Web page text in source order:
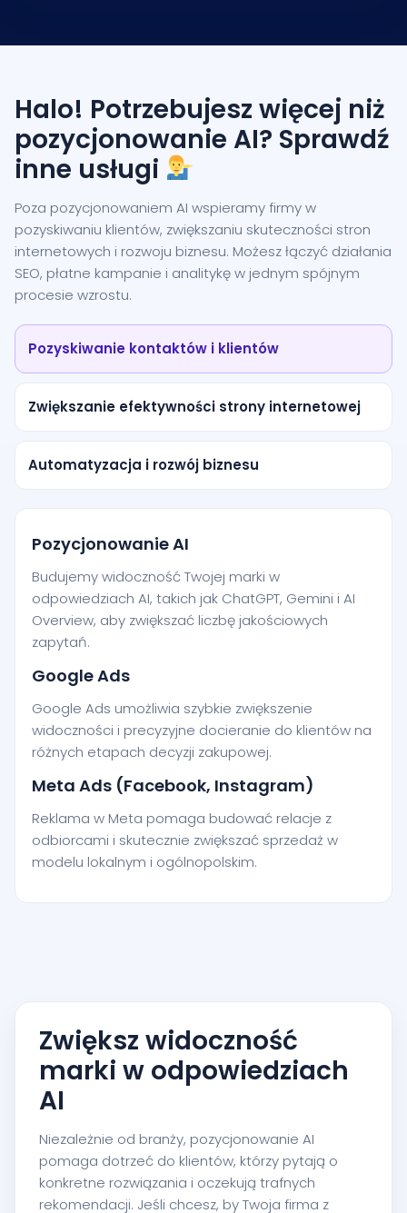
Halo! Potrzebujesz więcej niż
pozycjonowanie AI? Sprawdź
inne usługi
Poza pozycjonowaniem AI wspieramy firmy w
pozyskiwaniu klientów, zwiększaniu skuteczności stron
internetowych i rozwoju biznesu. Możesz łączyć działania
SEO, płatne kampanie i analitykę w jednym spójnym
procesie wzrostu.
Pozyskiwanie kontaktów i klientów
Zwiększanie efektywności strony internetowej
Automatyzacja i rozwój biznesu
Pozycjonowanie AI
Budujemy widoczność Twojej marki w
odpowiedziach AI, takich jak ChatGPT, Gemini i AI
Overview, aby zwiększać liczbę jakościowych
zapytań.
Google Ads
Google Ads umożliwia szybkie zwiększenie
widoczności i precyzyjne docieranie do klientów na
różnych etapach decyzji zakupowej.
Meta Ads (Facebook, Instagram)
Reklama w Meta pomaga budować relacje z
odbiorcami i skutecznie zwiększać sprzedaż w
modelu lokalnym i ogólnopolskim.
Zwiększ widoczność
marki w odpowiedziach
AI
Niezależnie od branży, pozycjonowanie AI
pomaga dotrzeć do klientów, którzy pytają o
konkretne rozwiązania i oczekują trafnych
rekomendacji. Jeśli chcesz, by Twoja firma z